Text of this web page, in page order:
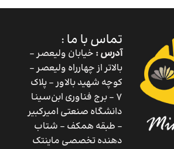
تماس با ما :
آدرس : خیابان ولیعصر –
بالاتر از چهارراه ولیعصر –
کوچه شهید بالاور – پلاک
۷ – برج فناوری ابن‌سینا
دانشگاه صنعتی امیرکبیر
– طبقه همکف – شتاب
دهنده تخصصی ماینتک